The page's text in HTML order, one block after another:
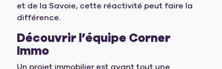
et de la Savoie, cette réactivité peut faire la
différence.
Découvrir l’équipe Corner
Immo